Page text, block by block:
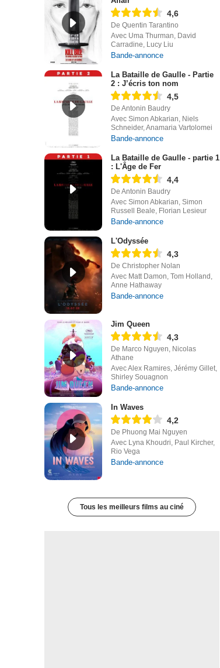
4,6
De Quentin Tarantino
Avec Uma Thurman, David
Carradine, Lucy Liu
Bande-annonce
La Bataille de Gaulle - Partie
2 : J’écris ton nom
4,5
De Antonin Baudry
Avec Simon Abkarian, Niels
Schneider, Anamaria Vartolomei
Bande-annonce
La Bataille de Gaulle - partie 1
: L'Âge de Fer
4,4
De Antonin Baudry
Avec Simon Abkarian, Simon
Russell Beale, Florian Lesieur
Bande-annonce
L'Odyssée
4,3
De Christopher Nolan
Avec Matt Damon, Tom Holland,
Anne Hathaway
Bande-annonce
Jim Queen
4,3
De Marco Nguyen, Nicolas
Athane
Avec Alex Ramires, Jérémy Gillet,
Shirley Souagnon
Bande-annonce
In Waves
4,2
De Phuong Mai Nguyen
Avec Lyna Khoudri, Paul Kircher,
Rio Vega
Bande-annonce
Tous les meilleurs films au ciné